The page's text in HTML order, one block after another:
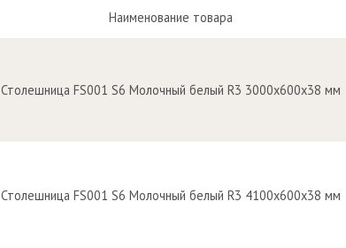
Наименование товара
Столешница FS001 S6 Молочный белый R3 3000х600х38 мм
Столешница FS001 S6 Молочный белый R3 4100х600х38 мм